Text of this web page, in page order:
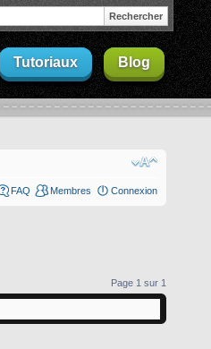
Tutoriaux Blog
FAQ Membres Connexion
Page 1 sur 1